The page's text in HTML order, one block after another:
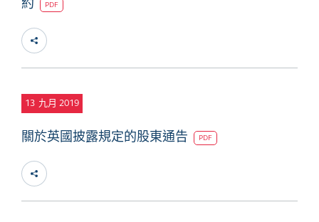
約
PDF
13 九月 2019
關於英國披露規定的股東通告 PDF